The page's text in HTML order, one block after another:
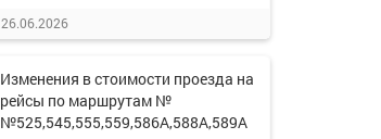
26.06.2026
Изменения в стоимости проезда на
рейсы по маршрутам №
№525,545,555,559,586А,588А,589А